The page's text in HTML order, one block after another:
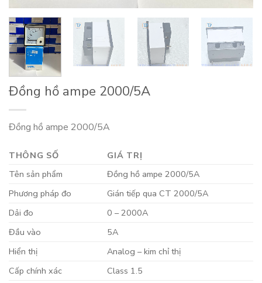
Đồng hồ ampe 2000/5A
Đồng hồ ampe 2000/5A
THÔNG SỐ
GIÁ TRỊ
Tên sản phẩm
Đồng hồ ampe 2000/5A
Phương pháp đo
Gián tiếp qua CT 2000/5A
Dải đo
0 – 2000A
Đầu vào
5A
Hiển thị
Analog – kim chỉ thị
Cấp chính xác
Class 1.5